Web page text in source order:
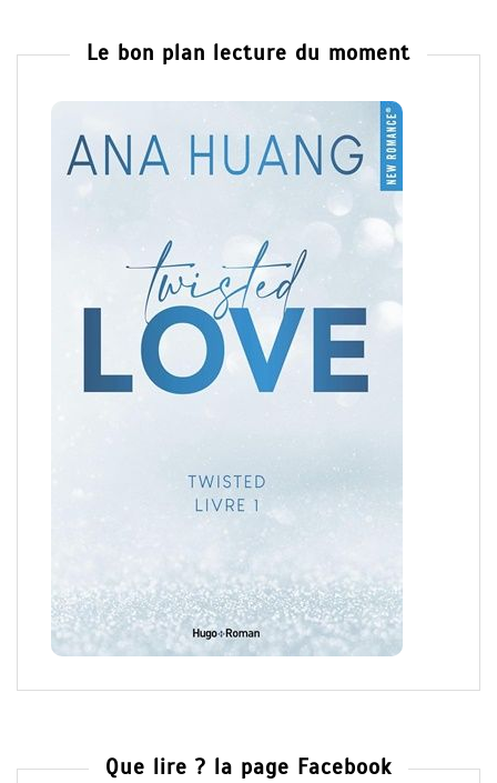
Le bon plan lecture du moment
Que lire ? la page Facebook